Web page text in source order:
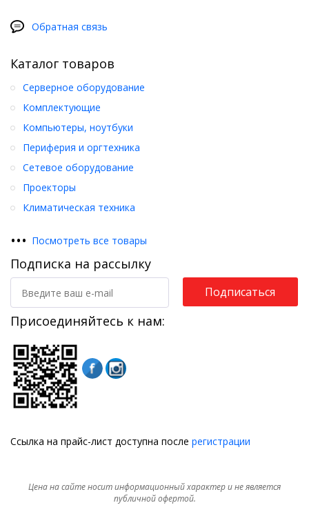
Обратная связь
Каталог товаров
Серверное оборудование
Комплектующие
Компьютеры, ноутбуки
Периферия и оргтехника
Сетевое оборудование
Проекторы
Климатическая техника
••• Посмотреть все товары
Подписка на рассылку
Подписаться
Присоединяйтесь к нам:
Ссылка на прайс-лист доступна после регистрации
Цена на сайте носит информационный характер и не является
публичной офертой.